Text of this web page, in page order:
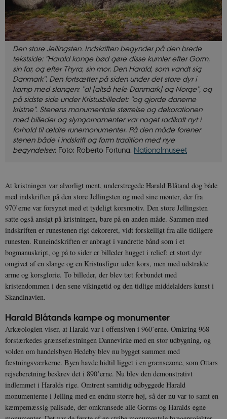
Den store Jellingsten. Indskriften begynder på den brede
tekstside: ”Harald konge bød gøre disse kumler efter Gorm,
sin far, og efter Thyra, sin mor. Den Harald, som vandt sig
Danmark”. Den fortsætter på siden under det store dyr i
kamp med slangen: ”al [altså hele Danmark] og Norge”, og
på sidste side under Kristusbilledet: ”og gjorde danerne
kristne”. Stenens monumentale størrelse og dekorationen
med billeder og slyngornamenter var noget radikalt nyt i
forhold til ældre runemonumenter. På den måde forener
stenen både i indskrift og form tradition med nye
begyndelser. Foto: Roberto Fortuna. Nationalmuseet
At kristningen var alvorligt ment, understregede Harald Blåtand dog både
med indskriften på den store Jellingsten og med sine mønter, der fra
970’erne var forsynet med et tydeligt korsmotiv. Den store Jellingsten
satte også ansigt på kristningen, bare på en anden måde. Sammen med
indskriften er runestenen rigt dekoreret, vidt forskelligt fra alle tidligere
runesten. Runeindskriften er anbragt i vandrette bånd som i et
bogmanuskript, og på to sider er billeder hugget i relief: et stort dyr
omgivet af en slange og en Kristusfigur uden kors, men med udstrakte
arme og korsglorie. To billeder, der blev tæt forbundet med
kristendommen i den sene vikingetid og den tidlige middelalders kunst i
Skandinavien.
Harald Blåtands kampe og monumenter
Arkæologien viser, at Harald var i offensiven i 960’erne. Omkring 968
forstærkedes grænsefæstningen Dannevirke med en stor udbygning, og
volden om handelsbyen Hedeby blev nu bygget sammen med
fæstningsværkerne. Byen havde hidtil ligget i en grænsezone, som Ottars
rejseberetning beskrev det i 890’erne. Nu blev den demonstrativt
indlemmet i Haralds rige. Omtrent samtidig udbyggede Harald
monumenterne i Jelling med en endnu større høj, så der nu var to samt en
kæmpemæssig palisade, der omkransede alle Gorms og Haralds egne